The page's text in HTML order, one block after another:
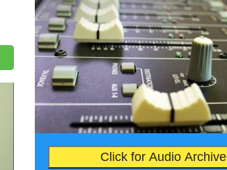
Click for Audio Archive